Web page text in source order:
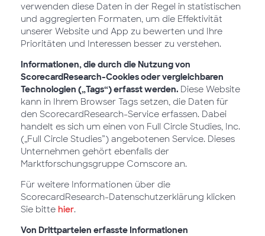
verwenden diese Daten in der Regel in statistischen
und aggregierten Formaten, um die Effektivität
unserer Website und App zu bewerten und Ihre
Prioritäten und Interessen besser zu verstehen.
Informationen, die durch die Nutzung von
ScorecardResearch-Cookies oder vergleichbaren
Technologien („Tags“) erfasst werden. Diese Website
kann in Ihrem Browser Tags setzen, die Daten für
den ScorecardResearch-Service erfassen. Dabei
handelt es sich um einen von Full Circle Studies, Inc.
(„Full Circle Studies”) angebotenen Service. Dieses
Unternehmen gehört ebenfalls der
Marktforschungsgruppe Comscore an.
Für weitere Informationen über die
ScorecardResearch-Datenschutzerklärung klicken
Sie bitte hier.
Von Drittparteien erfasste Informationen